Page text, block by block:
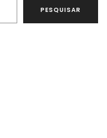
PESQUISAR